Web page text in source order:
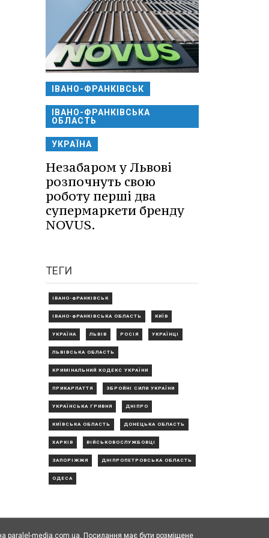
ІВАНО-ФРАНКІВСЬК
ІВАНО-ФРАНКІВСЬКА
ОБЛАСТЬ
УКРАЇНА
Незабаром у Львові
розпочнуть свою
роботу перші два
супермаркети бренду
NOVUS.
ТЕГИ
ІВАНО-ФРАНКІВСЬК
ІВАНО-ФРАНКІВСЬКА ОБЛАСТЬ КИЇВ
УКРАЇНА ЛЬВІВ РОСІЯ УКРАЇНЦІ
ЛЬВІВСЬКА ОБЛАСТЬ
КРИМІНАЛЬНИЙ КОДЕКС УКРАЇНИ
ПРИКАРПАТТЯ ЗБРОЙНІ СИЛИ УКРАЇНИ
УКРАЇНСЬКА ГРИВНЯ ДНІПРО
КИЇВСЬКА ОБЛАСТЬ ДОНЕЦЬКА ОБЛАСТЬ
ХАРКІВ ВІЙСЬКОВОСЛУЖБОВЦІ
ЗАПОРІЖЖЯ ДНІПРОПЕТРОВСЬКА ОБЛАСТЬ
ОДЕСА
paralel-media.com.ua. Посилання має бути розміщене